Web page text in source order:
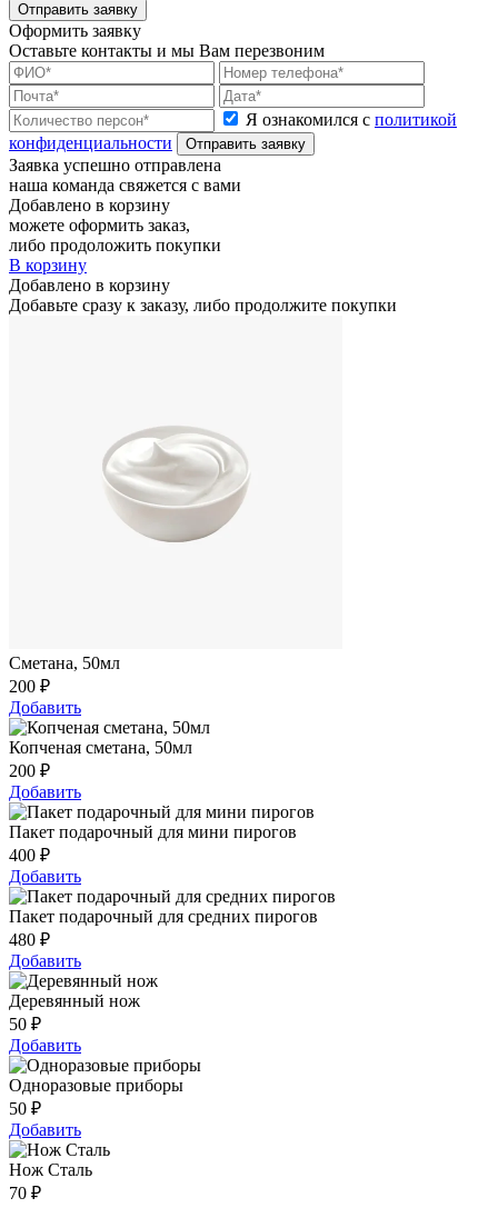
Отправить заявку
Оформить заявку
Оставьте контакты и мы Вам перезвоним
Я ознакомился с политикой
конфиденциальности
Отправить заявку
Заявка успешно отправлена
наша команда свяжется с вами
Добавлено в корзину
можете оформить заказ,
либо продоложить покупки
В корзину
Добавлено в корзину
Добавьте сразу к заказу, либо продолжите покупки
Сметана, 50мл
200 ₽
Добавить
Копченая сметана, 50мл
200 ₽
Добавить
Пакет подарочный для мини пирогов
400 ₽
Добавить
Пакет подарочный для средних пирогов
480 ₽
Добавить
Деревянный нож
50 ₽
Добавить
Одноразовые приборы
50 ₽
Добавить
Нож Сталь
70 ₽